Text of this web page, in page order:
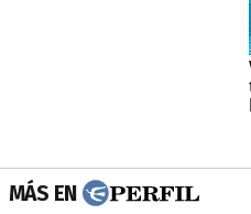
MÁS EN